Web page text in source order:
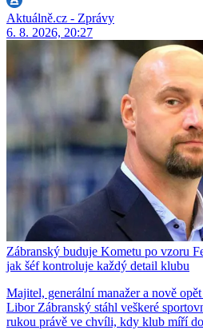
Aktuálně.cz - Zprávy
6. 8. 2026, 20:27
Zábranský buduje Kometu po vzoru
jak šéf kontroluje každý detail klubu
Majitel, generální manažer a nově
Libor Zábranský stáhl veškeré
rukou právě ve chvíli, kdy klub míří